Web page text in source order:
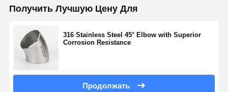
Получить Лучшую Цену Для
316 Stainless Steel 45° Elbow with Superior
Corrosion Resistance
Продолжать